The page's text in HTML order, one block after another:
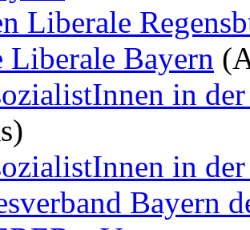
Liberale
Liberale Bayern
in
in
Bayern